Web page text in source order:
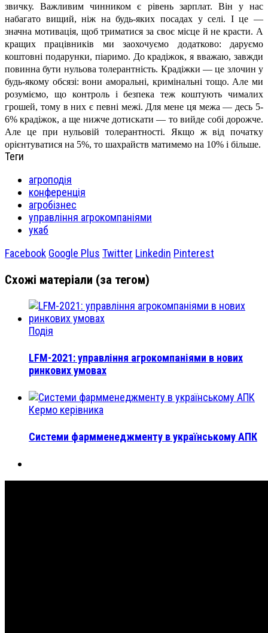
звичку. Важливим чинником є рівень зарплат. Він у нас
набагато вищий, ніж на будь-яких посадах у селі. І це —
значна мотивація, щоб триматися за своє місце й не красти. А
кращих працівників ми заохочуємо додатково: даруємо
коштовні подарунки, піаримо. До крадіжок, я вважаю, завжди
повинна бути нульова толерантність. Крадіжки — це злочин у
будь-якому обсязі: вони аморальні, кримінальні тощо. Але ми
розуміємо, що контроль і безпека теж коштують чималих
грошей, тому в них є певні межі. Для мене ця межа — десь 5-
6% крадіжок, а ще нижче дотискати — то вийде собі дорожче.
Але це при нульовій толерантності. Якщо ж від початку
орієнтуватися на 5%, то шахрайств матимемо на 10% і більше.
Теги
агроподія
конференція
агробізнес
управління агрокомпаніями
укаб
Facebook Google Plus Twitter Linkedin Pinterest
Схожі матеріали (за тегом)
Подія
LFM-2021: управління агрокомпаніями в нових
ринкових умовах
Кермо керівника
Системи фармменеджменту в українському АПК